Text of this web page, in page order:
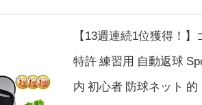
【13週連続1位獲得！
特許 練習用 自動返球
内 初心者 防球ネット